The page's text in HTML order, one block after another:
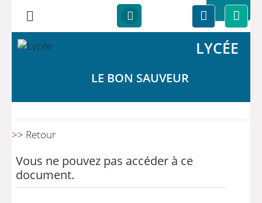
LYCÉE
LE BON SAUVEUR
>> Retour
Vous ne pouvez pas accéder à ce
document.